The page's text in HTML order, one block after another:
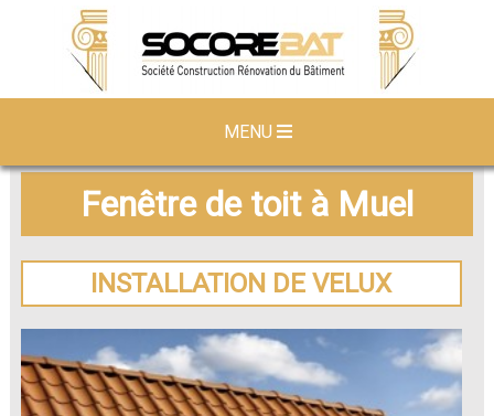
MENU
Fenêtre de toit à Muel
INSTALLATION DE VELUX